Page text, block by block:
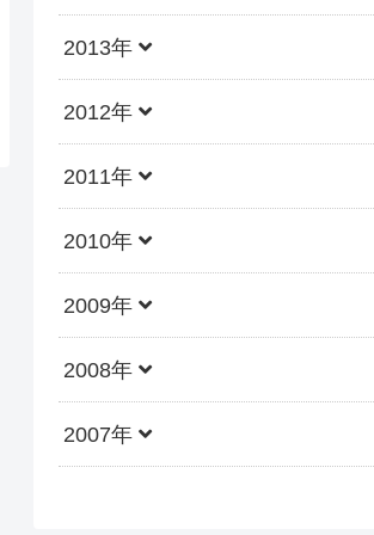
2013年
2012年
2011年
2010年
2009年
2008年
2007年